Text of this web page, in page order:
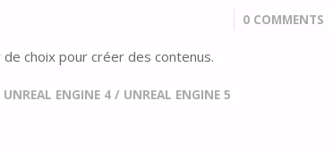
0 COMMENTS
choix pour créer des contenus.
UNREAL ENGINE 4 / UNREAL ENGINE 5